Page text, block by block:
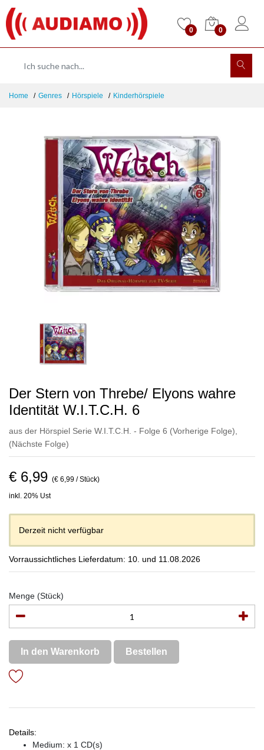
0 0
Home Genres Hörspiele Kinderhörspiele
Der Stern von Threbe/ Elyons wahre
Identität W.I.T.C.H. 6
aus der Hörspiel Serie W.I.T.C.H. - Folge 6 (Vorherige Folge)
(Nächste Folge)
€ 6,99 (€ 6,99 / Stück)
inkl. 20% Ust
Derzeit nicht verfügbar
Vorraussichtliches Lieferdatum: 10. und 11.08.2026
Menge (Stück)
In den Warenkorb Bestellen
Details:
Medium: x 1 CD(s)